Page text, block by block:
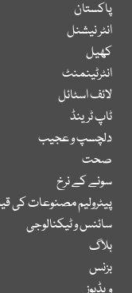
پاکستان
انٹر نیشنل
کھیل
انٹرٹینمنٹ
لائف اسٹائل
ٹاپ ٹرینڈ
دلچسپ و عجیب
صحت
سونے کے نرخ
پیٹرولیم مصنوعات کی
سائنس و ٹیکنالوجی
بلاگ
بزنس